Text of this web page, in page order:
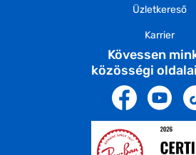
Üzletkereső
Karrier
Kövessen
közösségi